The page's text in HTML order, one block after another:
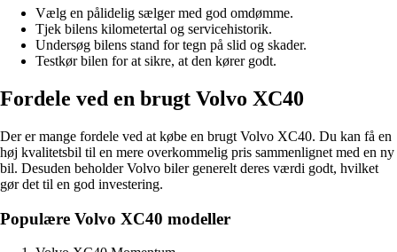
Vælg en pålidelig sælger med god omdømme.
Tjek bilens kilometertal og servicehistorik.
Undersøg bilens stand for tegn på slid og skader.
Testkør bilen for at sikre, at den kører godt.
Fordele ved en brugt Volvo XC40
Der er mange fordele ved at købe en brugt Volvo XC40. Du kan få en
høj kvalitetsbil til en mere overkommelig pris sammenlignet med en ny
bil. Desuden beholder Volvo biler generelt deres værdi godt, hvilket
gør det til en god investering.
Populære Volvo XC40 modeller